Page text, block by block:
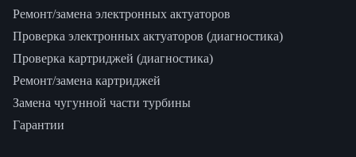
Ремонт/замена электронных актуаторов
Проверка электронных актуаторов (диагностика)
Проверка картриджей (диагностика)
Ремонт/замена картриджей
Замена чугунной части турбины
Гарантии